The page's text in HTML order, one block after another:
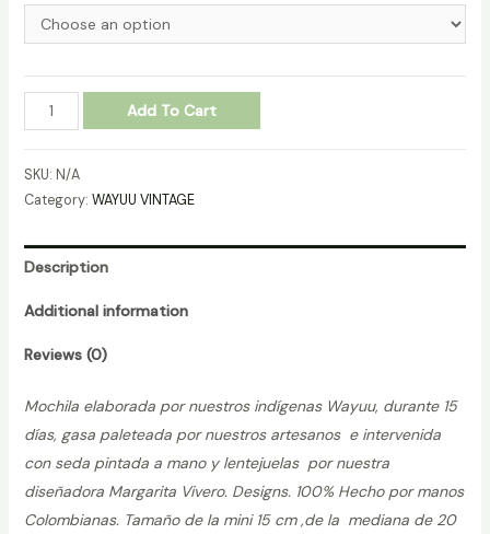
MOCHILA-
WAYUU-
REF.-270185
Add To Cart
SKU: N/A
Category: WAYUU VINTAGE
Description
Additional information
Reviews (0)
Mochila elaborada por nuestros indígenas Wayuu, durante 15
días, gasa paleteada por nuestros artesanos e intervenida
con seda pintada a mano y lentejuelas por nuestra
diseñadora Margarita Vivero. Designs. 100% Hecho por manos
Colombianas. Tamaño de la mini 15 cm ,de la mediana de 20